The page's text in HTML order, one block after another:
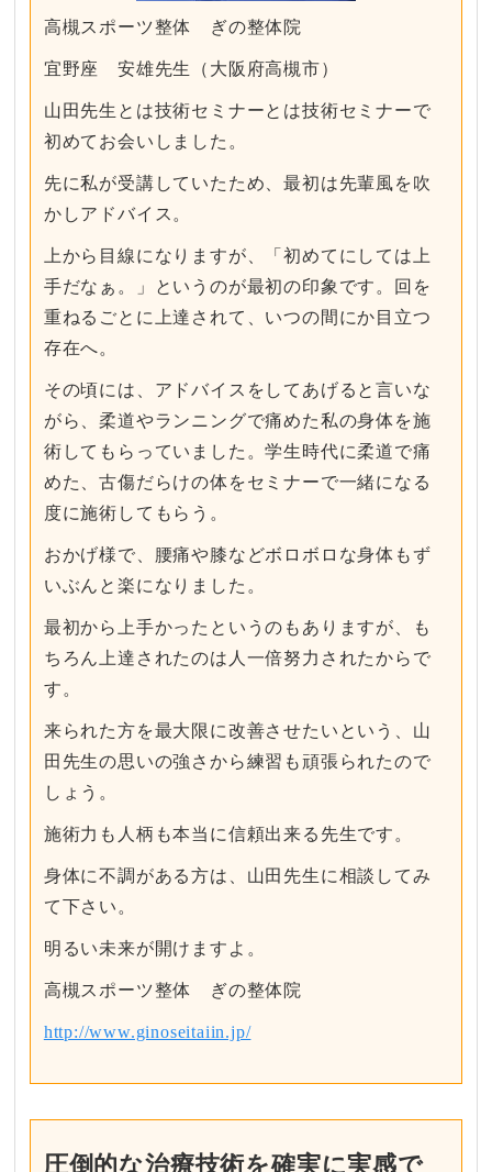
高槻スポーツ整体 ぎの整体院
宜野座 安雄先生（大阪府高槻市）
山田先生とは技術セミナーとは技術セミナーで
初めてお会いしました。
先に私が受講していたため、最初は先輩風を吹
かしアドバイス。
上から目線になりますが、「初めてにしては上
手だなぁ。」というのが最初の印象です。回を
重ねるごとに上達されて、いつの間にか目立つ
存在へ。
その頃には、アドバイスをしてあげると言いな
がら、柔道やランニングで痛めた私の身体を施
術してもらっていました。学生時代に柔道で痛
めた、古傷だらけの体をセミナーで一緒になる
度に施術してもらう。
おかげ様で、腰痛や膝などボロボロな身体もず
いぶんと楽になりました。
最初から上手かったというのもありますが、も
ちろん上達されたのは人一倍努力されたからで
す。
来られた方を最大限に改善させたいという、山
田先生の思いの強さから練習も頑張られたので
しょう。
施術力も人柄も本当に信頼出来る先生です。
身体に不調がある方は、山田先生に相談してみ
て下さい。
明るい未来が開けますよ。
高槻スポーツ整体 ぎの整体院
http://www.ginoseitaiin.jp/
圧倒的な治療技術を確実に実感で